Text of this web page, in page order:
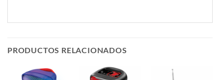
PRODUCTOS RELACIONADOS